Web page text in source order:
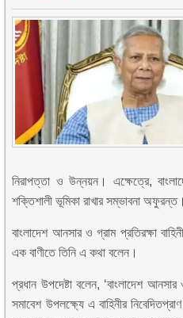
নিরাপত্তা ও উন্নয়ন। এক্ষেত্রে,
শক্তিশালী ভূমিকা রাখার সম্ভাবনা অফুরন্ত।
বাংলাদেশ আনসার ও গ্রাম প্রতিরক্ষা
এক বাণীতে তিনি এ কথা বলেন।
প্রধান উপদেষ্টা বলেন, ‘বাংলাদেশ
সমাবেশ উপলক্ষ্যে এ বাহিনীর